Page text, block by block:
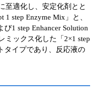
至適化し、安定化剤とと
1 step Enzyme Mix」と、
1 step Enhancer Solution
ミックス化した「2×1 step
タイプであり、反応液の